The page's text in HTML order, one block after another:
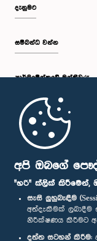
අපි ඔබගේ
"හරි" ක්ලික් කිරීමෙන්,
සැසි ලුහුබැඳීම
අත්දැකීමක් ලබාදීම
නිරීක්ෂණය කිරීමට
දත්ත සටහන් කිරීම:
දැනුමට
සම්බන්ධ වන්න
පාර්ලි‌මේන්තුවේ මන්ත්‍රීවරු
මුල් පිටුව
පාර්ලිමේන්තු ජංගම යෙදුම
අප හා සම්බන්ධ වී